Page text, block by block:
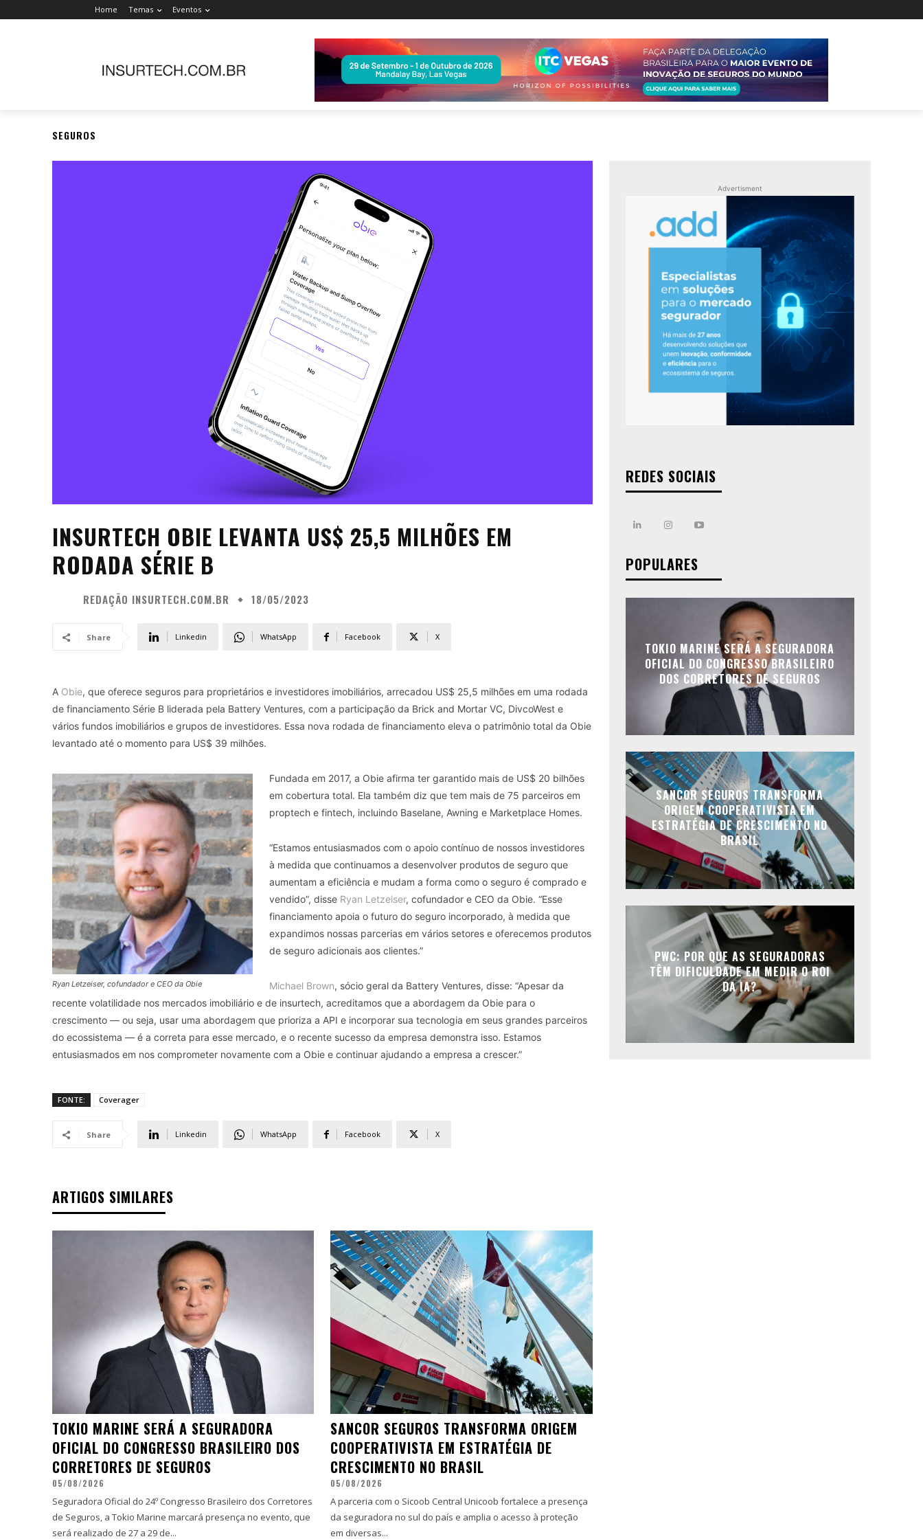
Home Temas Eventos
SEGUROS
INSURTECH OBIE LEVANTA US$ 25,5 MILHÕES EM
RODADA SÉRIE B
REDAÇÃO INSURTECH.COM.BR 18/05/2023
Share Linkedin WhatsApp Facebook X
A Obie, que oferece seguros para proprietários e investidores imobiliários, arrecadou US$ 25,5 milhões em uma rodada
de financiamento Série B liderada pela Battery Ventures, com a participação da Brick and Mortar VC, DivcoWest e
vários fundos imobiliários e grupos de investidores. Essa nova rodada de financiamento eleva o patrimônio total da Obie
levantado até o momento para US$ 39 milhões.
Ryan Letzeiser, cofundador e CEO da Obie
Fundada em 2017, a Obie afirma ter garantido mais de US$ 20 bilhões
em cobertura total. Ela também diz que tem mais de 75 parceiros em
proptech e fintech, incluindo Baselane, Awning e Marketplace Homes.
“Estamos entusiasmados com o apoio contínuo de nossos investidores
à medida que continuamos a desenvolver produtos de seguro que
aumentam a eficiência e mudam a forma como o seguro é comprado e
vendido”, disse Ryan Letzeiser, cofundador e CEO da Obie. “Esse
financiamento apoia o futuro do seguro incorporado, à medida que
expandimos nossas parcerias em vários setores e oferecemos produtos
de seguro adicionais aos clientes.”
Michael Brown, sócio geral da Battery Ventures, disse: “Apesar da
recente volatilidade nos mercados imobiliário e de insurtech, acreditamos que a abordagem da Obie para o
crescimento — ou seja, usar uma abordagem que prioriza a API e incorporar sua tecnologia em seus grandes parceiros
do ecossistema — é a correta para esse mercado, e o recente sucesso da empresa demonstra isso. Estamos
entusiasmados em nos comprometer novamente com a Obie e continuar ajudando a empresa a crescer.”
FONTE: Coverager
Share Linkedin WhatsApp Facebook X
ARTIGOS SIMILARES
TOKIO MARINE SERÁ A SEGURADORA
OFICIAL DO CONGRESSO BRASILEIRO DOS
CORRETORES DE SEGUROS
05/08/2026
Seguradora Oficial do 24º Congresso Brasileiro dos Corretores
de Seguros, a Tokio Marine marcará presença no evento, que
será realizado de 27 a 29 de...
SANCOR SEGUROS TRANSFORMA ORIGEM
COOPERATIVISTA EM ESTRATÉGIA DE
CRESCIMENTO NO BRASIL
05/08/2026
A parceria com o Sicoob Central Unicoob fortalece a presença
da seguradora no sul do país e amplia o acesso à proteção
em diversas...
Advertisment
REDES SOCIAIS
POPULARES
TOKIO MARINE SERÁ A SEGURADORA
OFICIAL DO CONGRESSO BRASILEIRO
DOS CORRETORES DE SEGUROS
SANCOR SEGUROS TRANSFORMA
ORIGEM COOPERATIVISTA EM
ESTRATÉGIA DE CRESCIMENTO NO
BRASIL
PWC: POR QUE AS SEGURADORAS
TÊM DIFICULDADE EM MEDIR O ROI
DA IA?